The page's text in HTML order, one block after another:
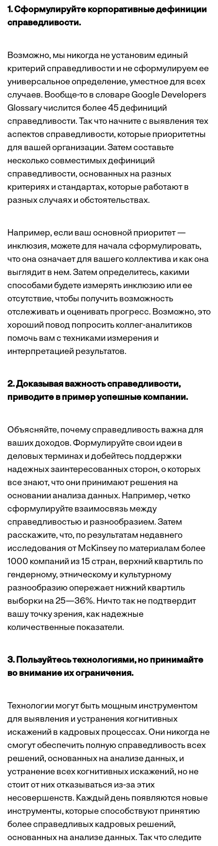
1. Сформулируйте корпоративные дефиниции
справедливости.
Возможно, мы никогда не установим единый
критерий справедливости и не сформулируем ее
универсальное определение, уместное для всех
случаев. Вообще-то в словаре Google Developers
Glossary числится более 45 дефиниций
справедливости. Так что начните с выявления тех
аспектов справедливости, которые приоритетны
для вашей организации. Затем составьте
несколько совместимых дефиниций
справедливости, основанных на разных
критериях и стандартах, которые работают в
разных случаях и обстоятельствах.
Например, если ваш основной приоритет —
инклюзия, можете для начала сформулировать,
что она означает для вашего коллектива и как она
выглядит в нем. Затем определитесь, какими
способами будете измерять инклюзию или ее
отсутствие, чтобы получить возможность
отслеживать и оценивать прогресс. Возможно, это
хороший повод попросить коллег-аналитиков
помочь вам с техниками измерения и
интерпретацией результатов.
2. Доказывая важность справедливости,
приводите в пример успешные компании.
Объясняйте, почему справедливость важна для
ваших доходов. Формулируйте свои идеи в
деловых терминах и добейтесь поддержки
надежных заинтересованных сторон, о которых
все знают, что они принимают решения на
основании анализа данных. Например, четко
сформулируйте взаимосвязь между
справедливостью и разнообразием. Затем
расскажите, что, по результатам недавнего
исследования от McKinsey по материалам более
1000 компаний из 15 стран, верхний квартиль по
гендерному, этническому и культурному
разнообразию опережает нижний квартиль
выборки на 25—36%. Ничто так не подтвердит
вашу точку зрения, как надежные
количественные показатели.
3. Пользуйтесь технологиями, но принимайте
во внимание их ограничения.
Технологии могут быть мощным инструментом
для выявления и устранения когнитивных
искажений в кадровых процессах. Они никогда не
смогут обеспечить полную справедливость всех
решений, основанных на анализе данных, и
устранение всех когнитивных искажений, но не
стоит от них отказываться из-за этих
несовершенств. Каждый день появляются новые
инструменты, которые способствуют принятию
более справедливых кадровых решений,
основанных на анализе данных. Так что следите